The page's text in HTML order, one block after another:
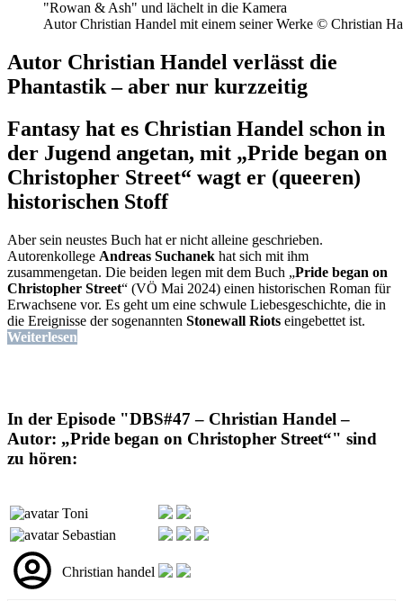
Autor Christian Handel mit einem seiner Werke © Christian
Autor Christian Handel verlässt die
Phantastik – aber nur kurzzeitig
Fantasy hat es Christian Handel schon in
der Jugend angetan, mit „Pride began on
Christopher Street“ wagt er (queeren)
historischen Stoff
Aber sein neustes Buch hat er nicht alleine geschrieben.
Autorenkollege Andreas Suchanek hat sich mit ihm
zusammengetan. Die beiden legen mit dem Buch „Pride began on
Christopher Street“ (VÖ Mai 2024) einen historischen Roman für
Erwachsene vor. Es geht um eine schwule Liebesgeschichte, die in
die Ereignisse der sogenannten Stonewall Riots eingebettet ist.
Weiterlesen
In der Episode "DBS#47 – Christian Handel –
Autor: „Pride began on Christopher Street“" sind
zu hören:
Toni
Sebastian
Christian handel